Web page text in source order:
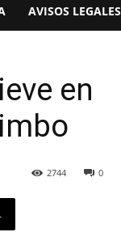
AVISOS LEGALES
en
0
2744